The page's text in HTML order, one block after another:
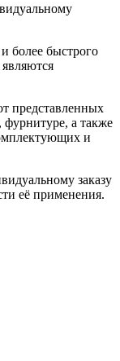
более быстрого
представленных
фурнитуре, а также
и
заказу
её применения.